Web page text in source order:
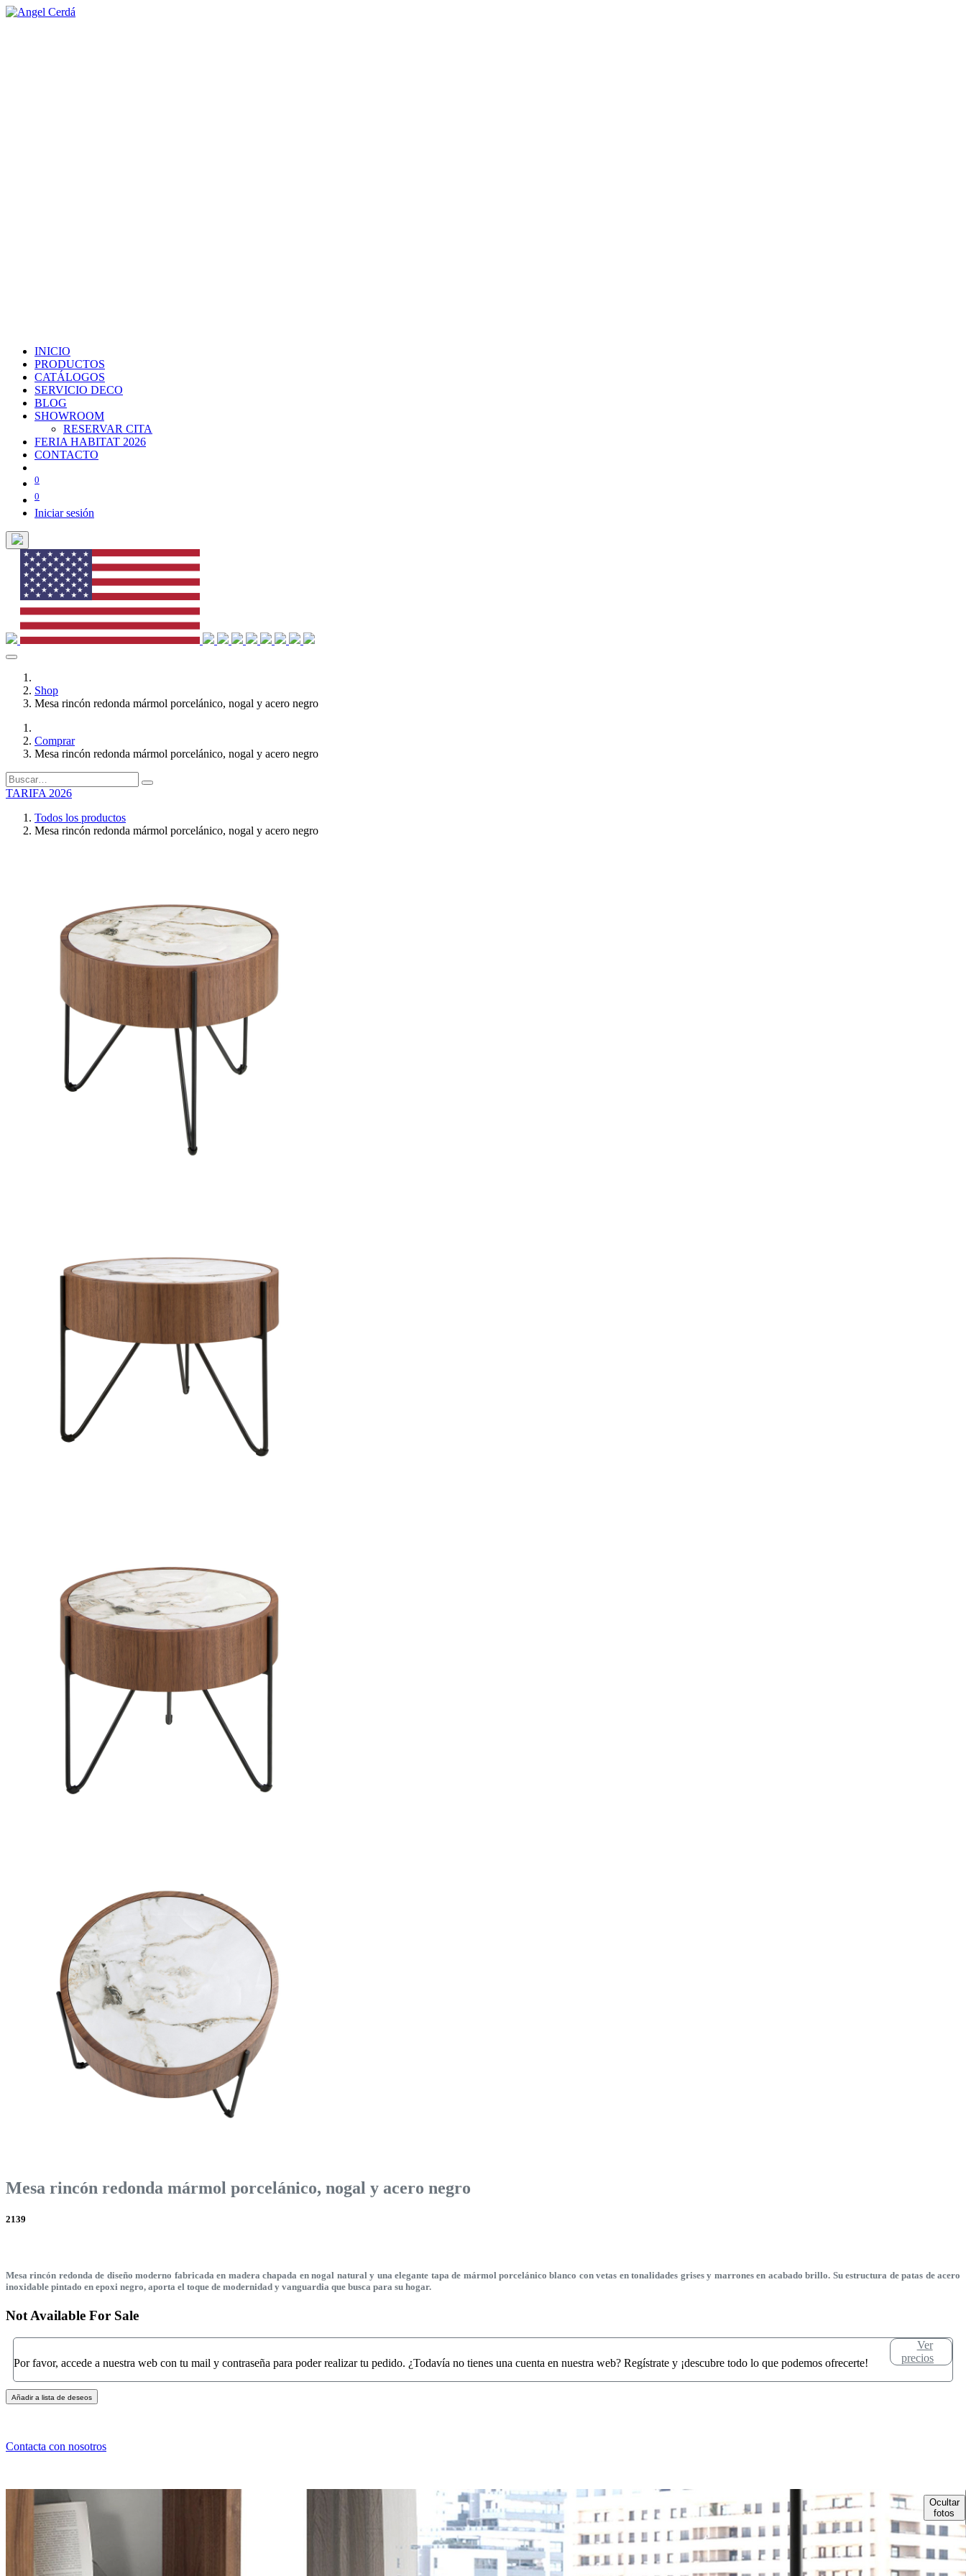
INICIO
PRODUCTOS
CATÁLOGOS
SERVICIO DECO
BLOG
SHOWROOM
RESERVAR CITA
FERIA HABITAT 2026
CONTACTO
0
0
Iniciar sesión
Shop
Mesa rincón redonda mármol porcelánico, nogal y acero negro
Comprar
Mesa rincón redonda mármol porcelánico, nogal y acero negro
TARIFA 2026
Todos los productos
Mesa rincón redonda mármol porcelánico, nogal y acero negro
Mesa rincón redonda mármol porcelánico, nogal y acero negro
2139
Mesa rincón redonda de diseño moderno fabricada en madera chapada en nogal natural y una elegante tapa de mármol porcelánico blanco con vetas en tonalidades grises y marrones en acabado brillo. Su estructura de patas de acero
inoxidable pintado en epoxi negro, aporta el toque de modernidad y vanguardia que busca para su hogar.
Not Available For Sale
Por favor, accede a nuestra web con tu mail y contraseña para poder realizar tu pedido. ¿Todavía no tienes una cuenta en nuestra web? Regístrate y ¡descubre todo lo que podemos ofrecerte!
Ver
precios
Añadir a lista de deseos
Contacta con nosotros
Ocultar
fotos